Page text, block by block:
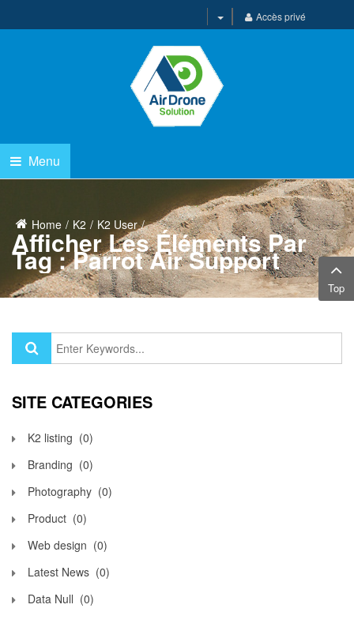
Accès privé
Menu
Home K2 K2 User
Afficher Les Éléments Par
Tag : Parrot Air Support
SITE CATEGORIES
K2 listing (0)
Branding (0)
Photography (0)
Product (0)
Web design (0)
Latest News (0)
Data Null (0)
Top